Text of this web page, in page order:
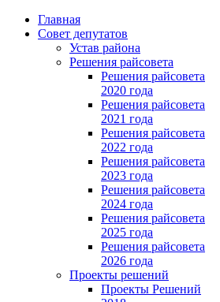
Главная
Совет депутатов
Устав района
Решения райсовета
Решения райсовета
2020 года
Решения райсовета
2021 года
Решения райсовета
2022 года
Решения райсовета
2023 года
Решения райсовета
2024 года
Решения райсовета
2025 года
Решения райсовета
2026 года
Проекты решений
Проекты Решений